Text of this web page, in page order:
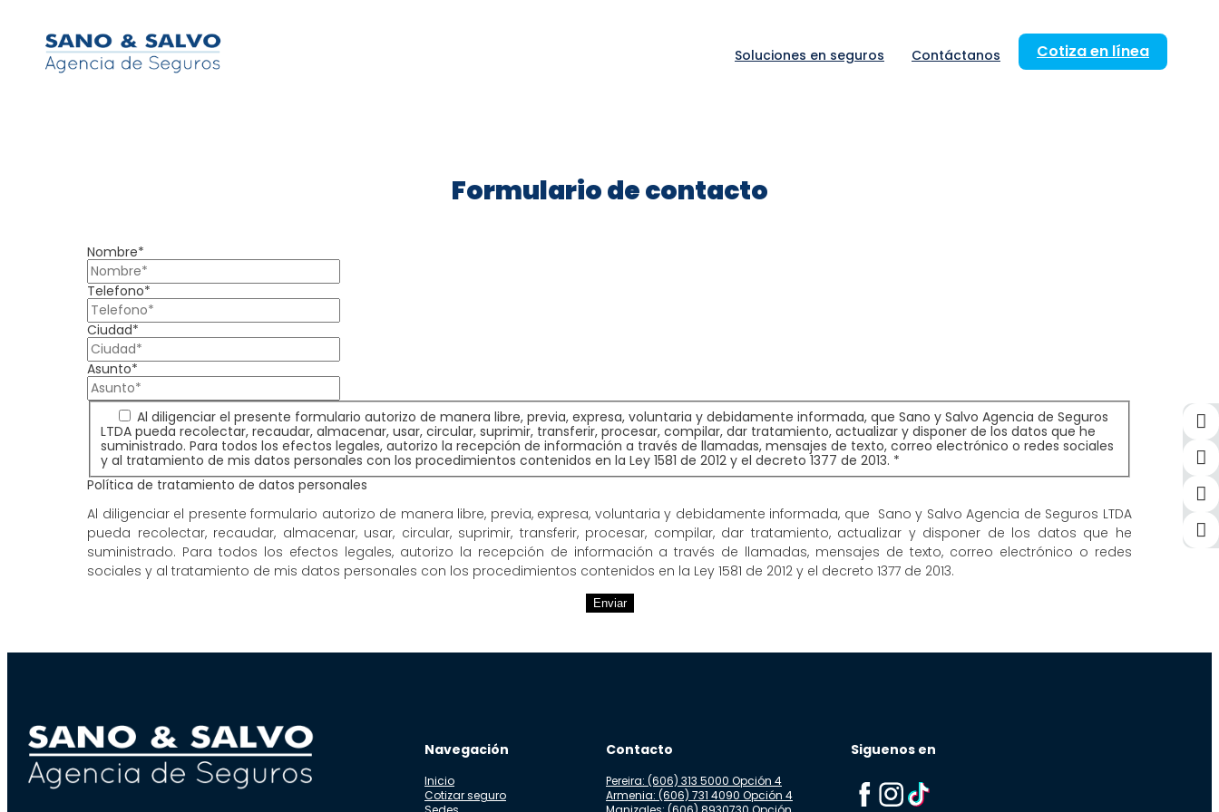
Soluciones en seguros Contáctanos Cotiza en línea
Formulario de contacto
Nombre*
Telefono*
Ciudad*
Asunto*
Al diligenciar el presente formulario autorizo de manera libre, previa, expresa, voluntaria y debidamente informada, que Sano y Salvo Agencia de Seguros
LTDA pueda recolectar, recaudar, almacenar, usar, circular, suprimir, transferir, procesar, compilar, dar tratamiento, actualizar y disponer de los datos que he
suministrado. Para todos los efectos legales, autorizo la recepción de información a través de llamadas, mensajes de texto, correo electrónico o redes sociales
y al tratamiento de mis datos personales con los procedimientos contenidos en la Ley 1581 de 2012 y el decreto 1377 de 2013. *
Política de tratamiento de datos personales
Al diligenciar el presente formulario autorizo de manera libre, previa, expresa, voluntaria y debidamente informada, que Sano y Salvo Agencia de Seguros LTDA
pueda recolectar, recaudar, almacenar, usar, circular, suprimir, transferir, procesar, compilar, dar tratamiento, actualizar y disponer de los datos que he
suministrado. Para todos los efectos legales, autorizo la recepción de información a través de llamadas, mensajes de texto, correo electrónico o redes
sociales y al tratamiento de mis datos personales con los procedimientos contenidos en la Ley 1581 de 2012 y el decreto 1377 de 2013.
Enviar
Navegación
Inicio
Cotizar seguro
Contacto
Pereira: (606) 313 5000 Opción 4
Armenia: (606) 731 4090 Opción 4
Siguenos en